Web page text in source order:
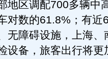
地区调配700多辆中
对数的61.8%；有近
无障碍设施，上海、
设备，旅客出行将更